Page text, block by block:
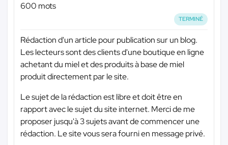
600 mots
TERMINÉ
Rédaction d'un article pour publication sur un blog.
Les lecteurs sont des clients d'une boutique en ligne
achetant du miel et des produits à base de miel
produit directement par le site.
Le sujet de la rédaction est libre et doit être en
rapport avec le sujet du site internet. Merci de me
proposer jusqu'à 3 sujets avant de commencer une
rédaction. Le site vous sera fourni en message privé.